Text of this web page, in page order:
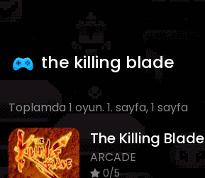
the killing blade
Toplamda 1 oyun. 1. sayfa, 1 sayfa
The Killing Blade
ARCADE
0/5